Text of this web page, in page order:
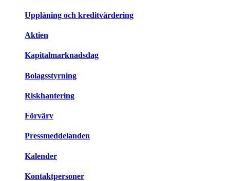
Upplåning och kreditvärdering
Aktien
Kapitalmarknadsdag
Bolagsstyrning
Riskhantering
Förvärv
Pressmeddelanden
Kalender
Kontaktpersoner